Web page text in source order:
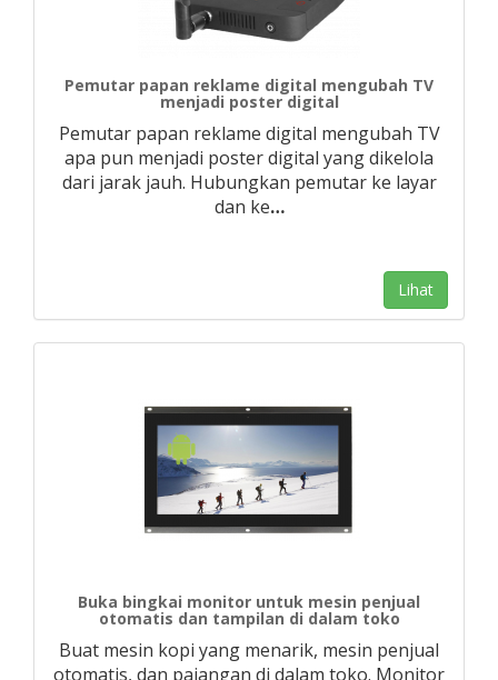
Pemutar papan reklame digital mengubah TV
menjadi poster digital
Pemutar papan reklame digital mengubah TV
apa pun menjadi poster digital yang dikelola
dari jarak jauh. Hubungkan pemutar ke layar
dan ke…
Lihat
Buka bingkai monitor untuk mesin penjual
otomatis dan tampilan di dalam toko
Buat mesin kopi yang menarik, mesin penjual
otomatis, dan pajangan di dalam toko. Monitor